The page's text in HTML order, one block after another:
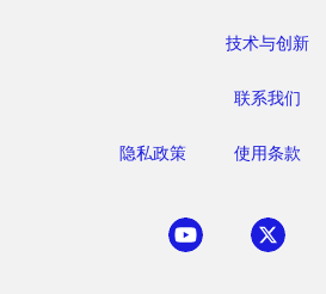
技术与创新
联系我们
隐私政策 使用条款